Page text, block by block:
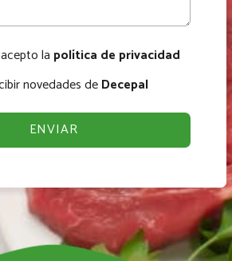
la política de privacidad
novedades deDecepal